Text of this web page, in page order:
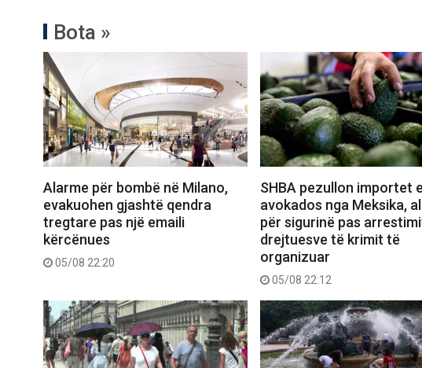
Bota »
Alarme për bombë në Milano,
evakuohen gjashtë qendra
tregtare pas një emaili
kërcënues
05/08 22:20
SHBA pezullon importet e
avokados nga Meksika,
për sigurinë pas
drejtuesve të krimit të
organizuar
05/08 22:12